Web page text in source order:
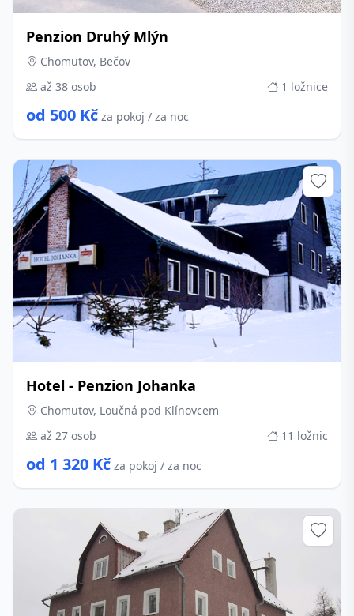
Penzion Druhý Mlýn
Chomutov, Bečov
až 38 osob
1 ložnice
od 500 Kč za pokoj / za noc
Hotel - Penzion Johanka
Chomutov, Loučná pod Klínovcem
až 27 osob
11 ložnic
od 1 320 Kč za pokoj / za noc